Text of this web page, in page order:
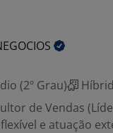
(2º Grau)
de Vendas
e atuação